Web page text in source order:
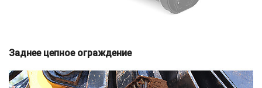
Заднее цепное ограждение